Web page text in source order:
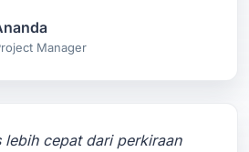
Manager
lebih cepat dari perkiraan